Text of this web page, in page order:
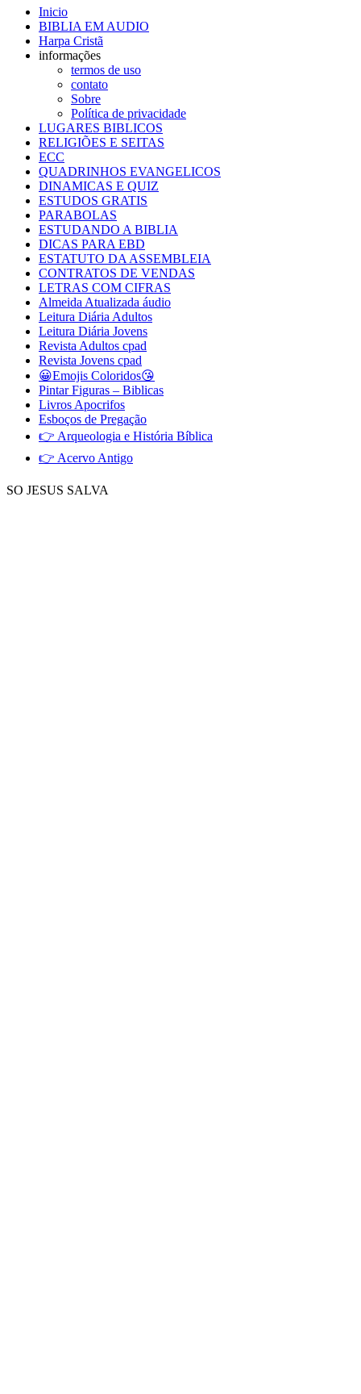
Inicio
BIBLIA EM AUDIO
Harpa Cristã
informações
termos de uso
contato
Sobre
Política de privacidade
LUGARES BIBLICOS
RELIGIÕES E SEITAS
ECC
QUADRINHOS EVANGELICOS
DINAMICAS E QUIZ
ESTUDOS GRATIS
PARABOLAS
ESTUDANDO A BIBLIA
DICAS PARA EBD
ESTATUTO DA ASSEMBLEIA
CONTRATOS DE VENDAS
LETRAS COM CIFRAS
Almeida Atualizada áudio
Leitura Diária Adultos
Leitura Diária Jovens
Revista Adultos cpad
Revista Jovens cpad
😀Emojis Coloridos😘
Pintar Figuras – Biblicas
Livros Apocrifos
Esboços de Pregação
👉 Arqueologia e História Bíblica
👉 Acervo Antigo
SO JESUS SALVA